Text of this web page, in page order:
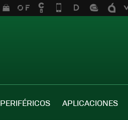
PERIFÉRICOS APLICACIONES